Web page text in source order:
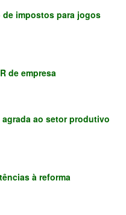
de impostos para jogos
de empresa
ao setor produtivo
à reforma